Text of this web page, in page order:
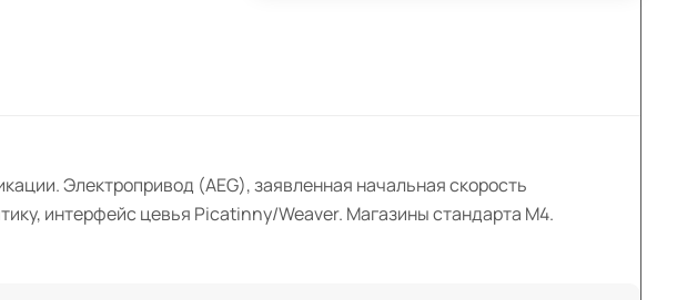
Электропривод (AEG), заявленная начальная скорость
интерфейс цевья Picatinny/Weaver. Магазины стандарта M4.